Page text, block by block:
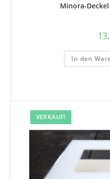
Minora-
In den
VERKAUF!